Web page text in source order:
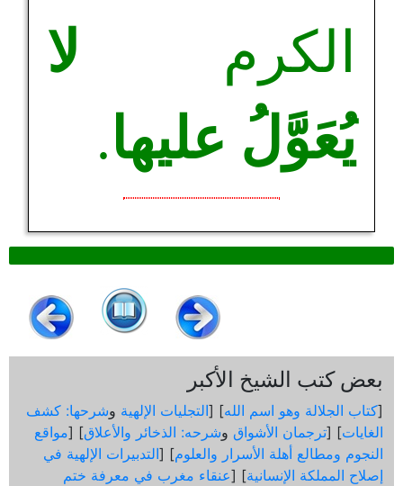
الكرم لا
يُعَوَّلُ عليها.
بعض كتب الشيخ الأكبر
[كتاب الجلالة وهو اسم الله] [التجليات الإلهية وشرحها: كشف
الغايات] [ترجمان الأشواق وشرحه: الذخائر والأعلاق] [مواقع
النجوم ومطالع أهلة الأسرار والعلوم] [التدبيرات الإلهية في
إصلاح المملكة الإنسانية] [عنقاء مغرب في معرفة ختم